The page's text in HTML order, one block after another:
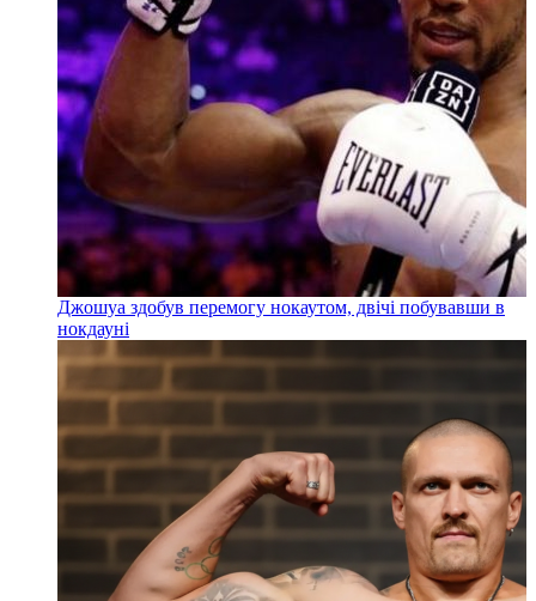
Джошуа здобув перемогу нокаутом, двічі побувавши в
нокдауні